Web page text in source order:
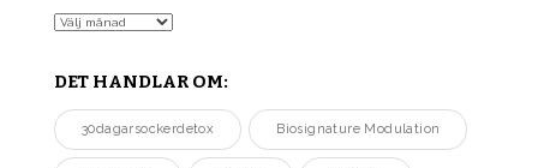
Arkiv
DET HANDLAR OM:
30dagarsockerdetox Biosignature Modulation